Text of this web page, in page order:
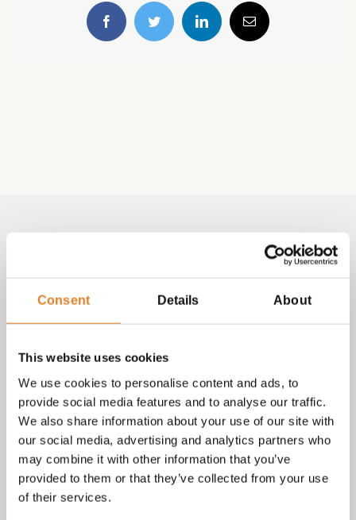
Consent Details About
This website uses cookies
We use cookies to personalise content and ads, to
provide social media features and to analyse our traffic.
We also share information about your use of our site with
our social media, advertising and analytics partners who
may combine it with other information that you’ve
provided to them or that they’ve collected from your use
of their services.
FacebookTwitter LinkedInE-
mail
Aangepast met telefoonnummer:
tot vragen over bestellingen, betalingen en leveringen.
Facebook
Instagram
E-mail
Telefoon / whatsapp: +31 6 23227983
Bekijk onzeAlgemene voorwaarden. KvK nr.: 18068338.
Lees ook onze privacy encookiepolicy als je benieuwd
bent naar wat we met je gegevens doen.